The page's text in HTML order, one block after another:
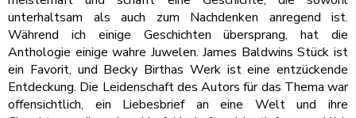
unterhaltsam als auch zum Nachdenken anregend ist.
Während ich einige Geschichten übersprang, hat die
Anthologie einige wahre Juwelen. James Baldwins Stück ist
ein Favorit, und Becky Birthas Werk ist eine entzückende
Entdeckung. Die Leidenschaft des Autors für das Thema war
offensichtlich, ein Liebesbrief an eine Welt und ihre